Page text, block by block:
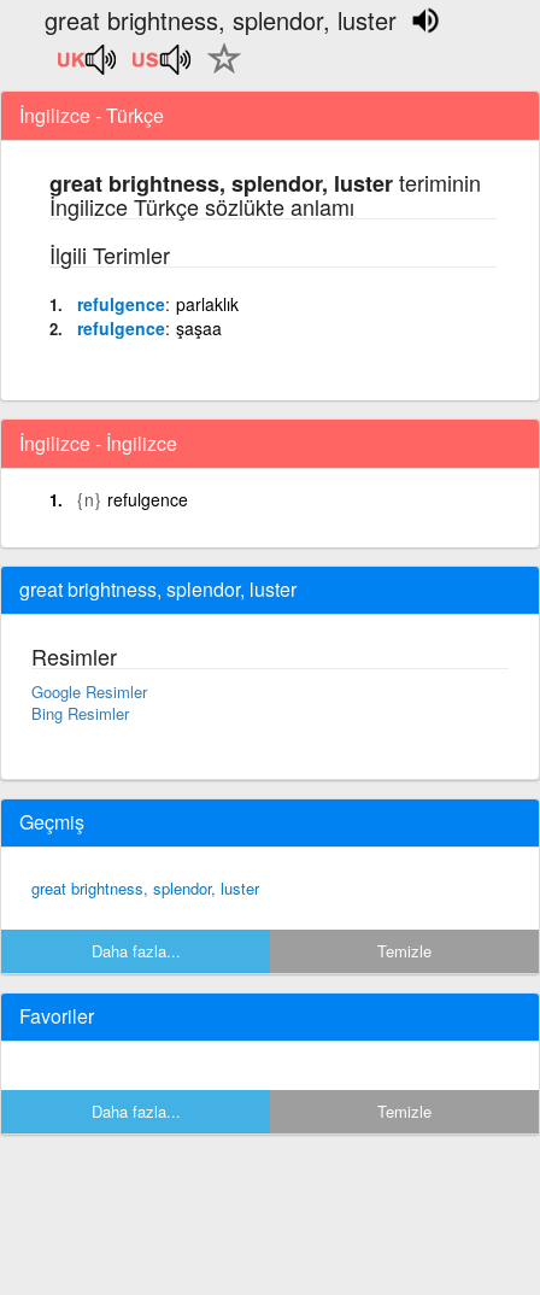
great brightness, splendor, luster
İngilizce - Türkçe
great brightness, splendor, lusterteriminin
İngilizce Türkçe sözlükte anlamı
İlgili Terimler
refulgence parlaklık
refulgence şaşaa
İngilizce - İngilizce
{n} refulgence
great brightness, splendor, luster
Resimler
Google Resimler
Bing Resimler
Geçmiş
great brightness, splendor, luster
Daha fazla... Temizle
Favoriler
Daha fazla... Temizle